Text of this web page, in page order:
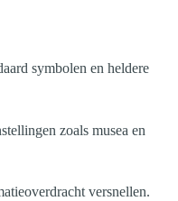
symbolen en heldere
zoals musea en
versnellen.